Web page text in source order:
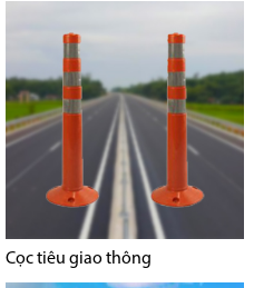
Cọc tiêu giao thông